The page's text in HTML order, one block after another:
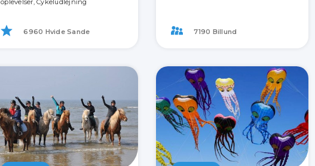
oplevelser, Cykeludlejning
6960 Hvide Sande 7190 Billund